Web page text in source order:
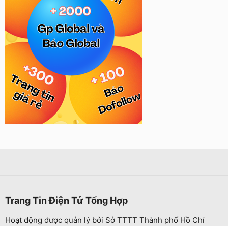
Trang Tin Điện Tử Tổng Hợp
Hoạt động được quản lý bởi Sở TTTT Thành phố Hồ Chí